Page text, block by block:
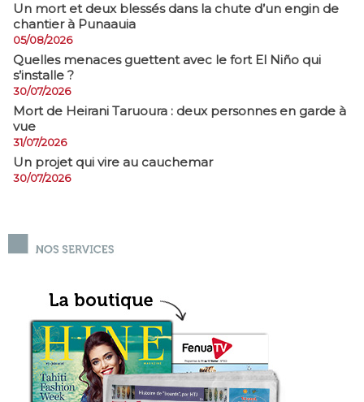
​Un mort et deux blessés dans la chute d’un engin de
chantier à Punaauia
05/08/2026
Quelles menaces guettent avec le fort El Niño qui
s’installe ?
30/07/2026
Mort de Heirani Taruoura : deux personnes en garde à
vue
31/07/2026
Un projet qui vire au cauchemar
30/07/2026